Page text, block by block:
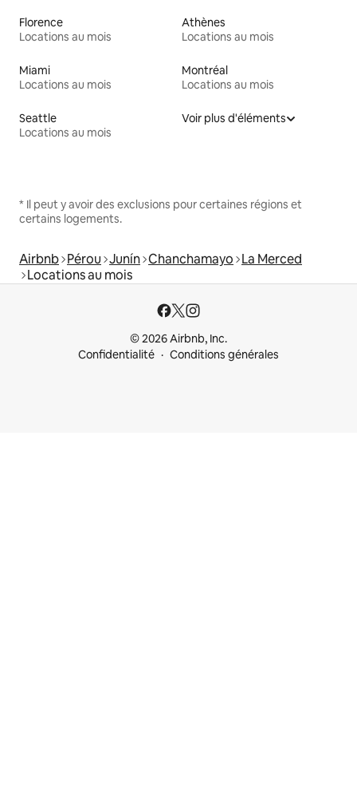
Florence
Locations au mois
Athènes
Locations au mois
Miami
Locations au mois
Montréal
Locations au mois
Seattle
Locations au mois
Voir plus d'éléments
* Il peut y avoir des exclusions pour certaines régions et
certains logements.
Airbnb Pérou Junín Chanchamayo La Merced
Locations au mois
© 2026 Airbnb, Inc.
Confidentialité
Conditions générales